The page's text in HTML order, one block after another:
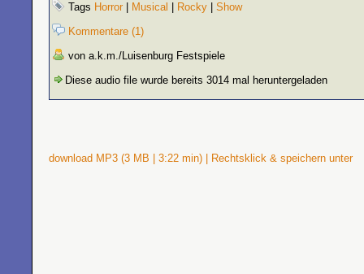
Tags Horror Musical Rocky
Show
Kommentare (1)
von a.k.m./Luisenburg Festspiele
Diese audio file wurde bereits 3014 mal heruntergeladen
download MP3 (3 MB | 3:22 min) | Rechtsklick & speichern unter